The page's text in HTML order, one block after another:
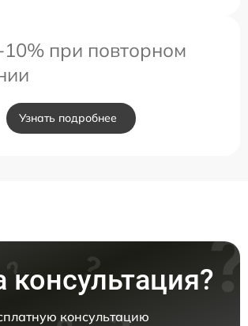
при повторном
Узнать подробнее
консультацию